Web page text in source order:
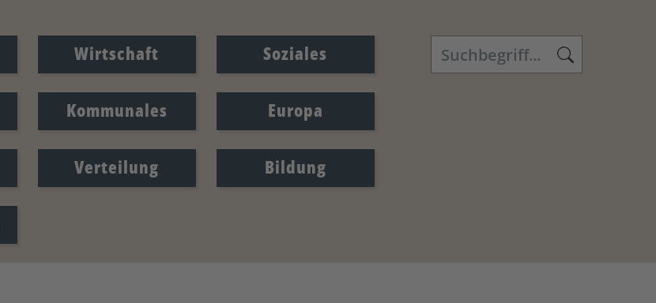
Wirtschaft Soziales
Kommunales Europa
Verteilung Bildung